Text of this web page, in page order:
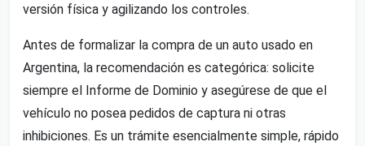
versión física y agilizando los controles.
Antes de formalizar la compra de un auto usado en
Argentina, la recomendación es categórica: solicite
siempre el Informe de Dominio y asegúrese de que el
vehículo no posea pedidos de captura ni otras
inhibiciones. Es un trámite esencialmente simple, rápido